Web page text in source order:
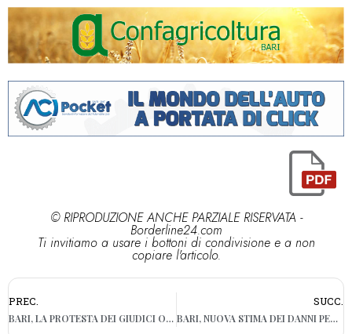
© RIPRODUZIONE ANCHE PARZIALE RISERVATA -
Borderline24.com
Ti invitiamo a usare i bottoni di condivisione e a non
copiare l'articolo.
PREC.
BARI, LA PROTESTA DEI GIUDICI ONORARI: “PRECARI DA TROPPI ANNI, IL GOVERNO CI ASCOLTI”
SUCC.
BARI, NUOVA STIMA DEI DANNI PER PUNTA PEROTTI: RISARCIMENTO FINO A 212 MILIONI DI EURO